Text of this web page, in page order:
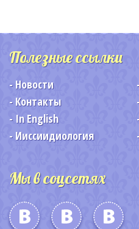
Полезные ссылки
Новости
Контакты
In English
Ииссиидиология
Мы в соцсетях